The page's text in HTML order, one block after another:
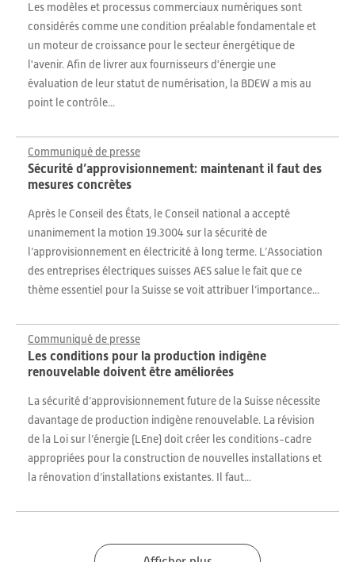
Les modèles et processus commerciaux numériques sont
considérés comme une condition préalable fondamentale et
un moteur de croissance pour le secteur énergétique de
l'avenir. Afin de livrer aux fournisseurs d'énergie une
évaluation de leur statut de numérisation, la BDEW a mis au
point le contrôle...
Communiqué de presse
Sécurité d’approvisionnement: maintenant il faut des
mesures concrètes
Après le Conseil des États, le Conseil national a accepté
unanimement la motion 19.3004 sur la sécurité de
l’approvisionnement en électricité à long terme. L’Association
des entreprises électriques suisses AES salue le fait que ce
thème essentiel pour la Suisse se voit attribuer l’importance...
Communiqué de presse
Les conditions pour la production indigène
renouvelable doivent être améliorées
La sécurité d’approvisionnement future de la Suisse nécessite
davantage de production indigène renouvelable. La révision
de la Loi sur l’énergie (LEne) doit créer les conditions-cadre
appropriées pour la construction de nouvelles installations et
la rénovation d’installations existantes. Il faut...